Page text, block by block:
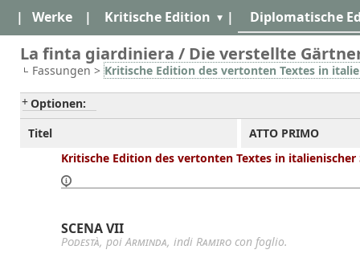
| Werke | Kritische Edition | Diplomatische
La finta giardiniera / Die verstellte
Fassungen > Kritische Edition des vertonten Textes in
Optionen:
Titel
ATTO PRIMO
Kritische Edition des vertonten Textes in italienischer
SCENA VII
Podestà, poiArminda, indi Ramiro con foglio.